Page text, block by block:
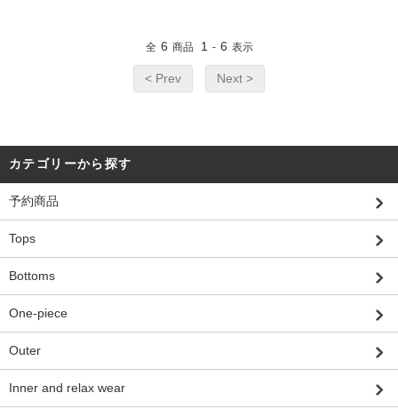
全 6 商品 1 - 6 表示
< Prev Next >
カテゴリーから探す
予約商品
Tops
Bottoms
One-piece
Outer
Inner and relax wear